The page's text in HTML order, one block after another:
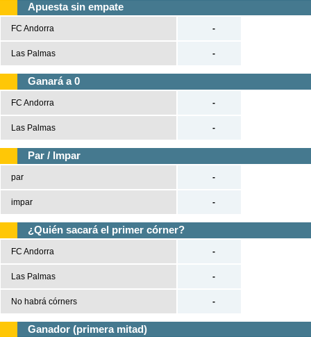
Apuesta sin empate
FC Andorra
Las Palmas
-
-
Ganará a 0
FC Andorra
Las Palmas
-
-
Par / Impar
par
impar
-
-
¿Quién sacará el primer córner?
FC Andorra
Las Palmas
No habrá córners
-
-
-
Ganador (primera mitad)